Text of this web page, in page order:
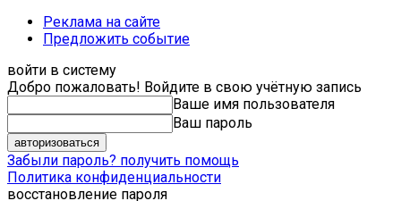
Реклама на сайте
Предложить событие
войти в систему
Добро пожаловать! Войдите в свою учётную запись
Ваше имя пользователя
Ваш пароль
Забыли пароль? получить помощь
Политика конфиденциальности
восстановление пароля